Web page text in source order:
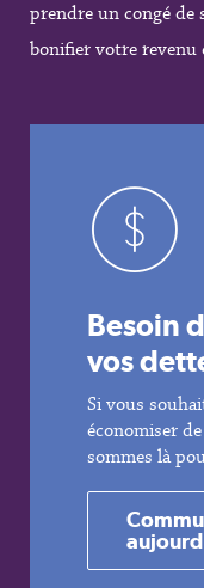
prendre un congé de
bonifier votre revenu
Besoin
vos
Si vous
économiser
sommes là